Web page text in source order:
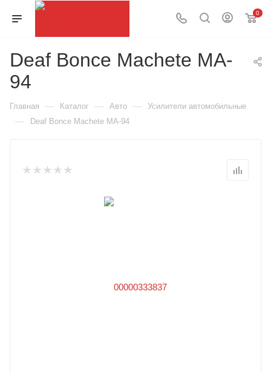
0
Deaf Bonce Machete MA-
94
Главная — Каталог — Авто — Усилители автомобильные
— Deaf Bonce Machete MA-94